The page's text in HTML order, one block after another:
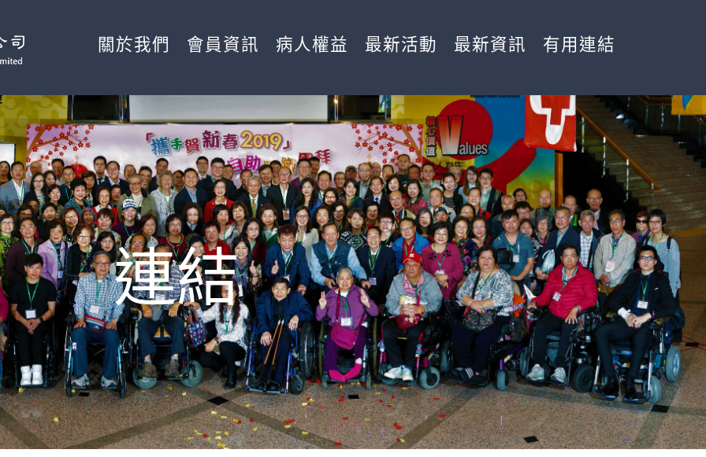
關於我們 會員資訊 病人權益 最新活動 最新資訊 有用連結
連結